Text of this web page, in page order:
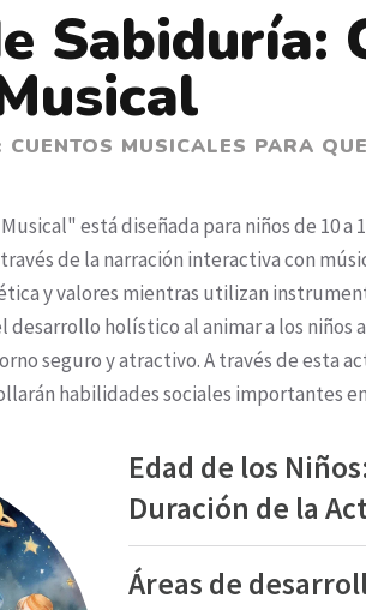
Sabiduría:
MUSICALES PARA
está diseñada para niños de 10
de la narración interactiva con
y valores mientras utilizan
holístico al animar a los niños
seguro y atractivo. A través de esta
habilidades sociales importantes
Edad de los
Duración de la
Áreas de